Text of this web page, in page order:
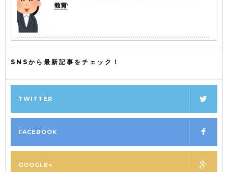
SNSから最新記事をチェック！
TWITTER
FACEBOOK
GOOGLE+